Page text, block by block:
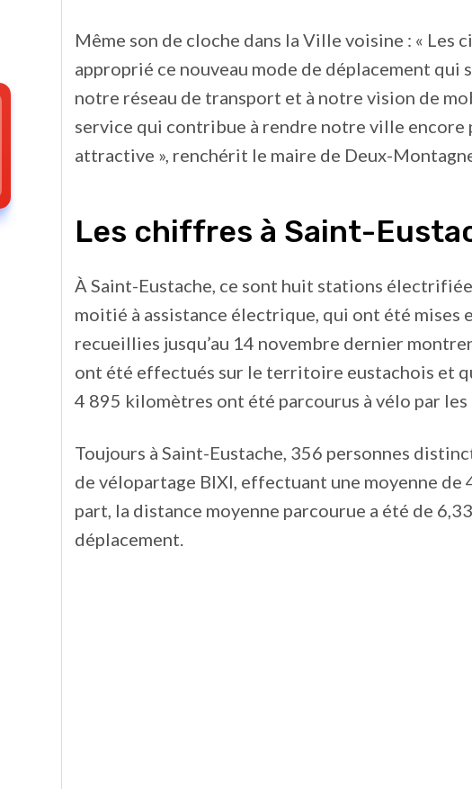
Même son de cloche dans la Ville voisine : « Les
approprié ce nouveau mode de déplacement qui
notre réseau de transport et à notre vision de
service qui contribue à rendre notre ville encore
attractive », renchérit le maire de Deux-
Les chiffres à Saint-
À Saint-Eustache, ce sont huit stations
moitié à assistance électrique, qui ont été mises
recueillies jusqu’au 14 novembre dernier
ont été effectués sur le territoire eustachois et
4 895 kilomètres ont été parcourus à vélo par
Toujours à Saint-Eustache, 356 personnes
de vélopartage BIXI, effectuant une moyenne de
part, la distance moyenne parcourue a été de
déplacement.